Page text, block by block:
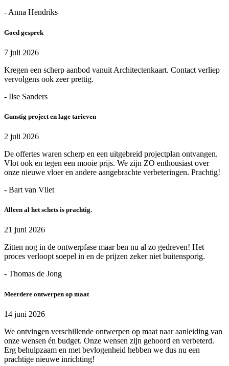
- Anna Hendriks
Goed gesprek
7 juli 2026
Kregen een scherp aanbod vanuit Architectenkaart. Contact verliep
vervolgens ook zeer prettig.
- Ilse Sanders
Gunstig project en lage tarieven
2 juli 2026
De offertes waren scherp en een uitgebreid projectplan ontvangen.
Vlot ook en tegen een mooie prijs. We zijn ZO enthousiast over
onze nieuwe vloer en andere aangebrachte verbeteringen. Prachtig!
- Bart van Vliet
Alleen al het schets is prachtig.
21 juni 2026
Zitten nog in de ontwerpfase maar ben nu al zo gedreven! Het
proces verloopt soepel in en de prijzen zeker niet buitensporig.
- Thomas de Jong
Meerdere ontwerpen op maat
14 juni 2026
We ontvingen verschillende ontwerpen op maat naar aanleiding van
onze wensen én budget. Onze wensen zijn gehoord en verbeterd.
Erg behulpzaam en met bevlogenheid hebben we dus nu een
prachtige nieuwe inrichting!